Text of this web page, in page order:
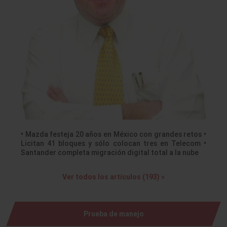
• Mazda festeja 20 años en México con grandes retos •
Licitan 41 bloques y sólo colocan tres en Telecom •
Santander completa migración digital total a la nube
Ver todos los artículos (193) »
Prueba de manejo